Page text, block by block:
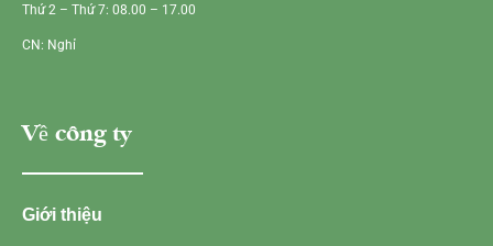
Thứ 2 – Thứ 7: 08.00 – 17.00
CN: Nghỉ
Về công ty
Giới thiệu